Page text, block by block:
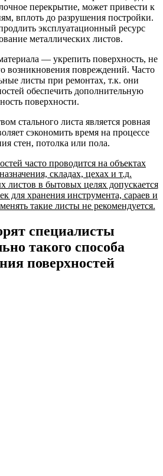
перекрытие, может привести к
вплоть до разрушения постройки.
эксплуатационный ресурс
металлических листов.
— укрепить поверхность, не
возникновения повреждений. Часто
листы при ремонтах, т.к. они
обеспечить дополнительную
поверхности.
стального листа является ровная
сэкономить время на процессе
стен, потолка или пола.
часто проводится на объектах
складах, цехах и т.д.
листов в бытовых целях допускается
для хранения инструмента, сараев и
такие листы не рекомендуется.
специалисты
такого способа
поверхностей